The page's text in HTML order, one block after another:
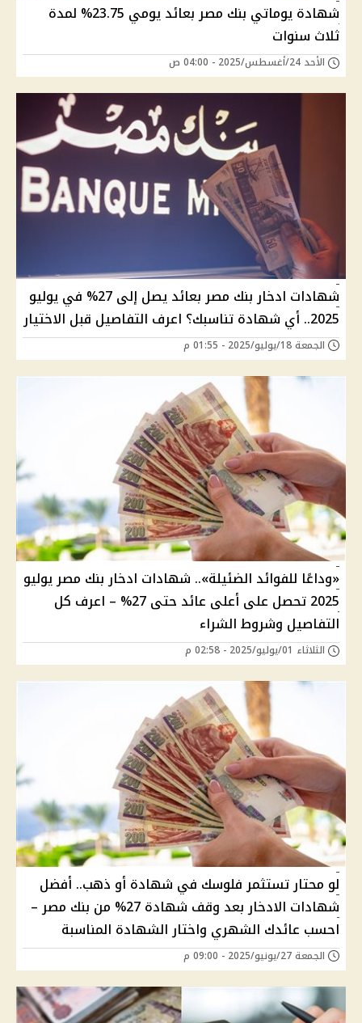
شهادة يوماتي بنك مصر بعائد يومي 23.75% لمدة
ثلاث سنوات
الأحد 24/أغسطس/2025 - 04:00 ص
شهادات ادخار بنك مصر بعائد يصل إلى 27% في يوليو
2025.. أي شهادة تناسبك؟ اعرف التفاصيل قبل الاختيار
الجمعة 18/يوليو/2025 - 01:55 م
«وداعًا للفوائد الضئيلة».. شهادات ادخار بنك مصر يوليو
2025 تحصل على أعلى عائد حتى 27% – اعرف كل
التفاصيل وشروط الشراء
الثلاثاء 01/يوليو/2025 - 02:58 م
لو محتار تستثمر فلوسك في شهادة أو ذهب.. أفضل
شهادات الادخار بعد وقف شهادة 27% من بنك مصر –
احسب عائدك الشهري واختار الشهادة المناسبة
الجمعة 27/يونيو/2025 - 09:00 م